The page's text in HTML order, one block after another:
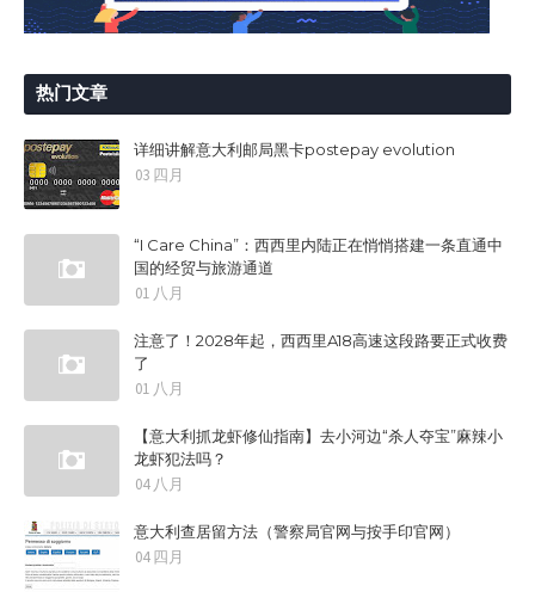
热门文章
详细讲解意大利邮局黑卡postepay evolution
03 四月
“I Care China”：西西里内陆正在悄悄搭建一条直通中
国的经贸与旅游通道
01 八月
注意了！2028年起，西西里A18高速这段路要正式收费
了
01 八月
【意大利抓龙虾修仙指南】去小河边“杀人夺宝”麻辣小
龙虾犯法吗？
04 八月
意大利查居留方法（警察局官网与按手印官网）
04 四月